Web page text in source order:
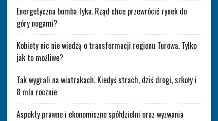
Energetyczna bomba tyka. Rząd chce przewrócić rynek do
góry nogami?
Kobiety nic nie wiedzą o transformacji regionu Turowa. Tylko
jak to możliwe?
Tak wygrali na wiatrakach. Kiedyś strach, dziś drogi, szkoły i
8 mln rocznie
Aspekty prawne i ekonomiczne spółdzielni oraz wyzwania